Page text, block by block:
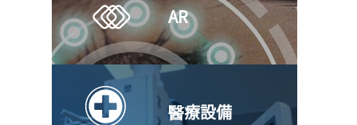
AR
醫療設備